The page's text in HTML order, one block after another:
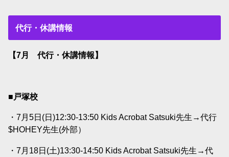
代行・休講情報
【7月 代行・休講情報】
■戸塚校
・7月5日(日)12:30-13:50 Kids Acrobat Satsuki先生→代行
$HOHEY先生(外部）
・7月18日(土)13:30-14:50 Kids Acrobat Satsuki先生→代